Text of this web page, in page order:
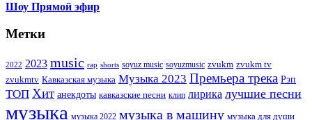
Шоу Прямой эфир
Метки
2022 2023 music rap shorts soyuz music soyuzmusic zvukm zvukm tv
zvukmtv Кавказская музыка Музыка 2023 Премьера трека Рэп
ТОП Хит анекдоты кавказские песни клип лирика лучшие песни
музыка музыка 2022 музыка в машину музыка для души